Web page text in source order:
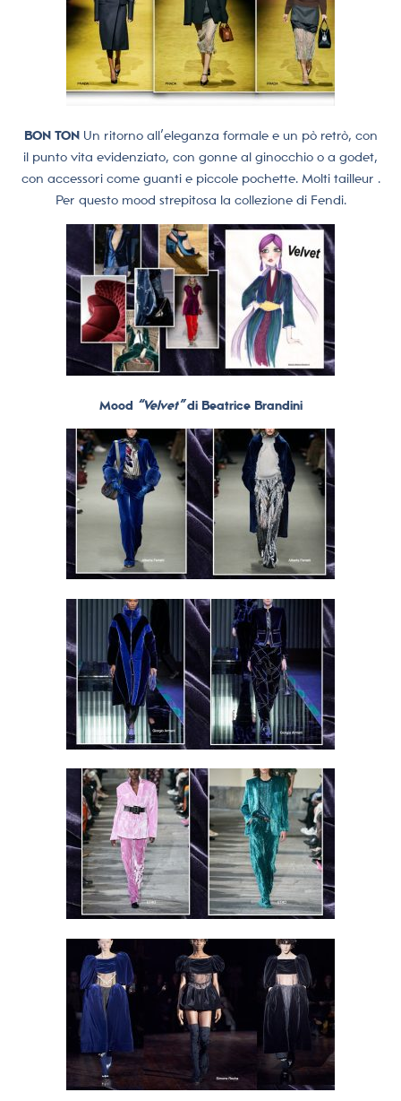
BON TONUn ritorno all’eleganza formale e un pò retrò, con
il punto vita evidenziato, con gonne al ginocchio o a godet,
con accessori come guanti e piccole pochette. Molti tailleur .
Per questo mood strepitosa la collezione di Fendi.
Mood “Velvet”di Beatrice Brandini